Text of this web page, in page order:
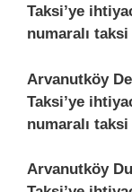
Taksi’ye
numaralı taksi
Arvanutköy
Taksi’ye
numaralı taksi
Arvanutköy